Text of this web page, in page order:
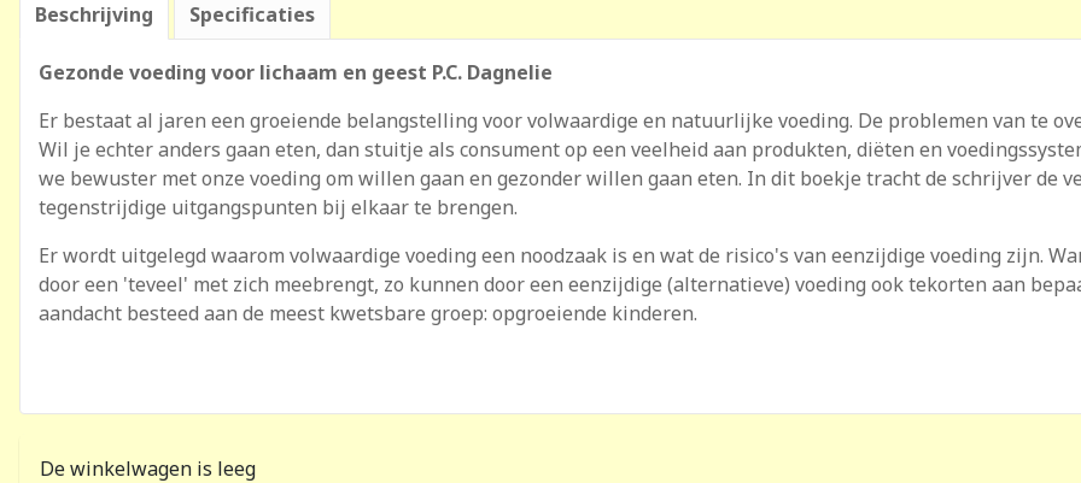
Beschrijving Specificaties
Gezonde voeding voor lichaam en geest P.C. Dagnelie
Er bestaat al jaren een groeiende belangstelling voor volwaardige en natuurlijke voeding. De problemen van te
Wil je echter anders gaan eten, dan stuitje als consument op een veelheid aan produkten, diëten en
we bewuster met onze voeding om willen gaan en gezonder willen gaan eten. In dit boekje tracht de schrijver de
tegenstrijdige uitgangspunten bij elkaar te brengen.
Er wordt uitgelegd waarom volwaardige voeding een noodzaak is en wat de risico's van eenzijdige voeding zijn.
door een 'teveel' met zich meebrengt, zo kunnen door een eenzijdige (alternatieve) voeding ook tekorten aan
aandacht besteed aan de meest kwetsbare groep: opgroeiende kinderen.
De winkelwagen is leeg